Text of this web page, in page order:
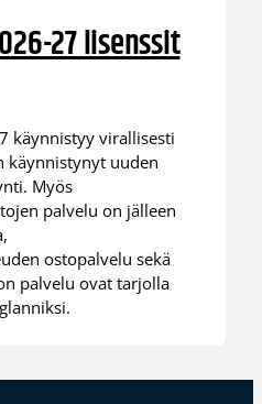
27 lisenssit
käynnistyy virallisesti
käynnistynyt uuden
Myös
palvelu on jälleen
ostopalvelu sekä
palvelu ovat tarjolla